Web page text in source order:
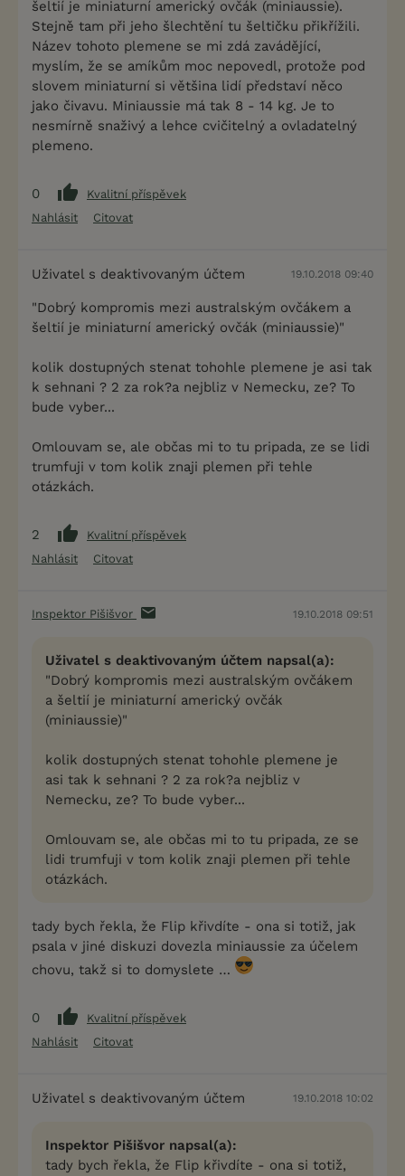
šeltií je miniaturní americký ovčák (miniaussie).
Stejně tam při jeho šlechtění tu šeltičku přikřížili.
Název tohoto plemene se mi zdá zavádějící,
myslím, že se amíkům moc nepovedl, protože pod
slovem miniaturní si většina lidí představí něco
jako čivavu. Miniaussie má tak 8 - 14 kg. Je to
nesmírně snaživý a lehce cvičitelný a ovladatelný
plemeno.
0
Kvalitní příspěvek
Nahlásit
Citovat
Uživatel s deaktivovaným účtem 19.10.2018 09:40
"Dobrý kompromis mezi australským ovčákem a
šeltií je miniaturní americký ovčák (miniaussie)"
kolik dostupných stenat tohohle plemene je asi tak
k sehnani ? 2 za rok?a nejbliz v Nemecku, ze? To
bude vyber...
Omlouvam se, ale občas mi to tu pripada, ze se lidi
trumfuji v tom kolik znaji plemen při tehle
otázkách.
2
Kvalitní příspěvek
Nahlásit
Citovat
Inspektor Pišišvor 19.10.2018 09:51
Uživatel s deaktivovaným účtem napsal(a):
"Dobrý kompromis mezi australským ovčákem
a šeltií je miniaturní americký ovčák
(miniaussie)"
kolik dostupných stenat tohohle plemene je
asi tak k sehnani ? 2 za rok?a nejbliz v
Nemecku, ze? To bude vyber...
Omlouvam se, ale občas mi to tu pripada, ze se
lidi trumfuji v tom kolik znaji plemen při tehle
otázkách.
tady bych řekla, že Flip křivdíte - ona si totiž, jak
psala v jiné diskuzi dovezla miniaussie za účelem
chovu, takž si to domyslete …
0
Kvalitní příspěvek
Nahlásit
Citovat
Uživatel s deaktivovaným účtem 19.10.2018 10:02
Inspektor Pišišvor napsal(a):
tady bych řekla, že Flip křivdíte - ona si totiž,